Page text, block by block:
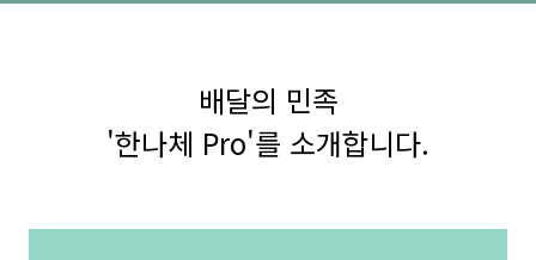
배달의 민족
'한나체 Pro'를 소개합니다.